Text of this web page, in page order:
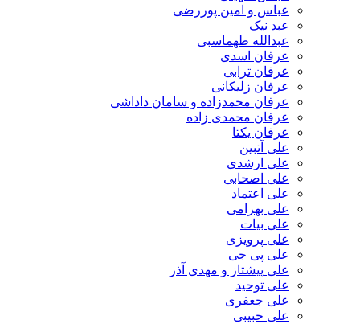
عباس و امین پوررضی
عبد نیک
عبدالله طهماسبی‎
عرفان اسدی
عرفان ترابی
عرفان زلیکانی
عرفان محمدزاده و سامان داداشی
عرفان محمدی زاده
عرفان یکتا
علی آتبین
علی ارشدی
علی اصحابی
علی اعتماد
علی بهرامی
علی بیات
علی پرویزی
علی پی جی
علی پیشتاز و مهدی آذر
علی توحید
علی جعفری
علی حبیبی